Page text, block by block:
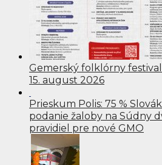
Gemerský folklórny festival
15. august 2026
Prieskum Polis: 75 %
podanie žaloby na Súdny
pravidiel pre nové GMO